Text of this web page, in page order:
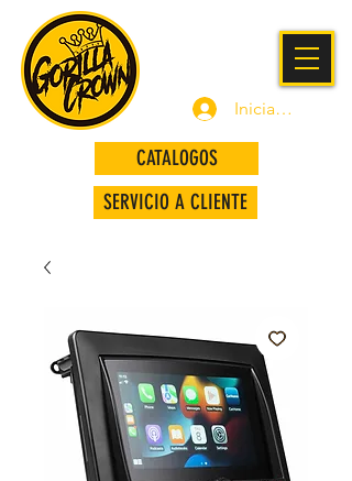
Iniciar sesión
SERVICIO A CLIENTE
CATALOGOS